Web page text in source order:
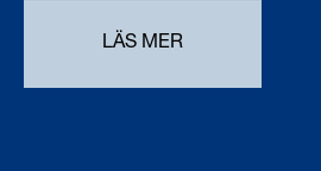
LÄS MER